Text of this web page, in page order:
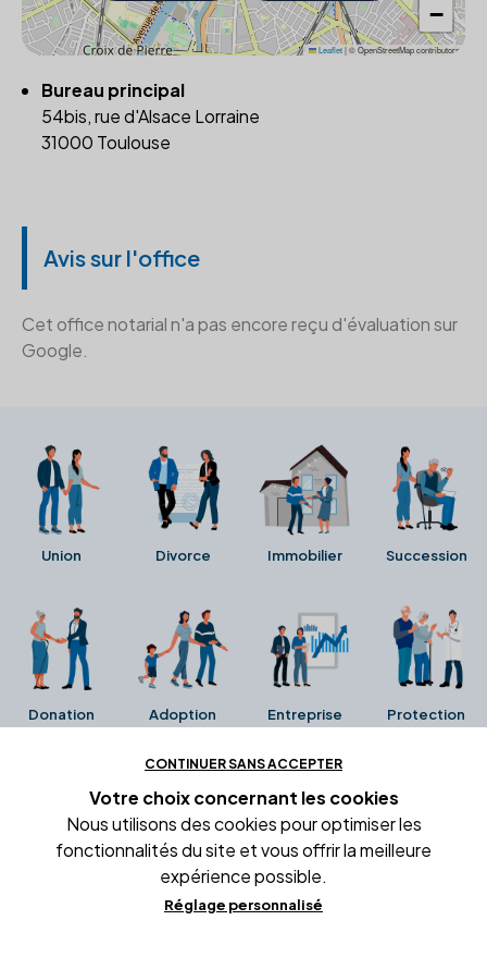
−
Leaflet|© OpenStreetMap contributors
Bureau principal
54bis, rue d'Alsace Lorraine
31000 Toulouse
Avis sur l'office
Cet office notarial n'a pas encore reçu d'évaluation sur
Google.
Union Divorce Immobilier Succession
Donation Adoption Entreprise Protection
Ces avis proviennent directement de la fiche Google
Business de l'office notarial. Ils n'ont ni été collectés ni
été vérifiés par Alexia.fr.
Conditions générales d'utilisation
CONTINUER SANS ACCEPTER
Votre choix concernant les cookies
Nous utilisons des cookies pour optimiser les
fonctionnalités du site et vous offrir la meilleure
expérience possible.
Réglage personnalisé